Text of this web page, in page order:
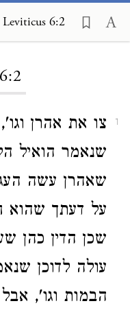
6:2
1
צו את אהרן
שנאמר הואיל
שאהרן עשה
על דעתך שהוא
שכן הדין כהן
עולה לדוכן
הבמות וגו',